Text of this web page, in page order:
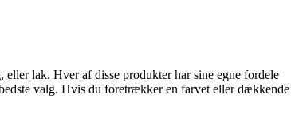
lak. Hver af disse produkter har sine egne fordele
valg. Hvis du foretrækker en farvet eller dækkende